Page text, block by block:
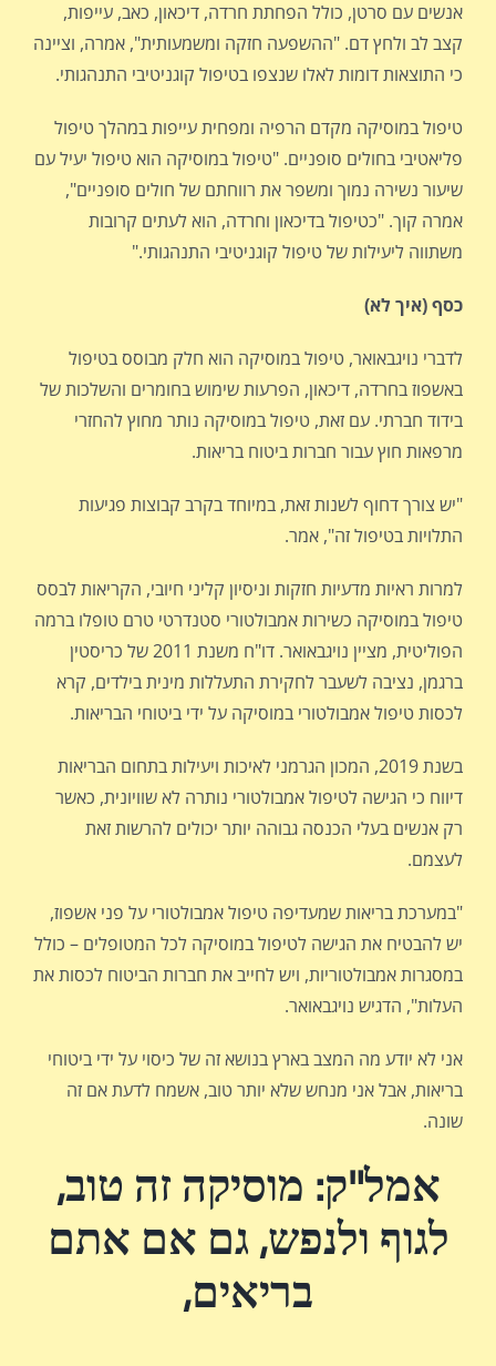
אנשים עם סרטן, כולל הפחתת חרדה, דיכאון, כאב, עייפות,
קצב לב ולחץ דם. "ההשפעה חזקה ומשמעותית", אמרה, וציינה
כי התוצאות דומות לאלו שנצפו בטיפול קוגניטיבי התנהגותי.
טיפול במוסיקה מקדם הרפיה ומפחית עייפות במהלך טיפול
פליאטיבי בחולים סופניים. "טיפול במוסיקה הוא טיפול יעיל עם
שיעור נשירה נמוך ומשפר את רווחתם של חולים סופניים",
אמרה קוך. "כטיפול בדיכאון וחרדה, הוא לעתים קרובות
משתווה ליעילות של טיפול קוגניטיבי התנהגותי."
כסף (איך לא)
לדברי נויגבאואר, טיפול במוסיקה הוא חלק מבוסס בטיפול
באשפוז בחרדה, דיכאון, הפרעות שימוש בחומרים והשלכות של
בידוד חברתי. עם זאת, טיפול במוסיקה נותר מחוץ להחזרי
מרפאות חוץ עבור חברות ביטוח בריאות.
"יש צורך דחוף לשנות זאת, במיוחד בקרב קבוצות פגיעות
התלויות בטיפול זה", אמר.
למרות ראיות מדעיות חזקות וניסיון קליני חיובי, הקריאות לבסס
טיפול במוסיקה כשירות אמבולטורי סטנדרטי טרם טופלו ברמה
הפוליטית, מציין נויגבאואר. דו"ח משנת 2011 של כריסטין
ברגמן, נציבה לשעבר לחקירת התעללות מינית בילדים, קרא
לכסות טיפול אמבולטורי במוסיקה על ידי ביטוחי הבריאות.
בשנת 2019, המכון הגרמני לאיכות ויעילות בתחום הבריאות
דיווח כי הגישה לטיפול אמבולטורי נותרה לא שוויונית, כאשר
רק אנשים בעלי הכנסה גבוהה יותר יכולים להרשות זאת
לעצמם.
"במערכת בריאות שמעדיפה טיפול אמבולטורי על פני אשפוז,
יש להבטיח את הגישה לטיפול במוסיקה לכל המטופלים – כולל
במסגרות אמבולטוריות, ויש לחייב את חברות הביטוח לכסות את
העלות", הדגיש נויגבאואר.
אני לא יודע מה המצב בארץ בנושא זה של כיסוי על ידי ביטוחי
בריאות, אבל אני מנחש שלא יותר טוב, אשמח לדעת אם זה
שונה.
אמל"ק: מוסיקה זה טוב,
לגוף ולנפש, גם אם אתם
בריאים,